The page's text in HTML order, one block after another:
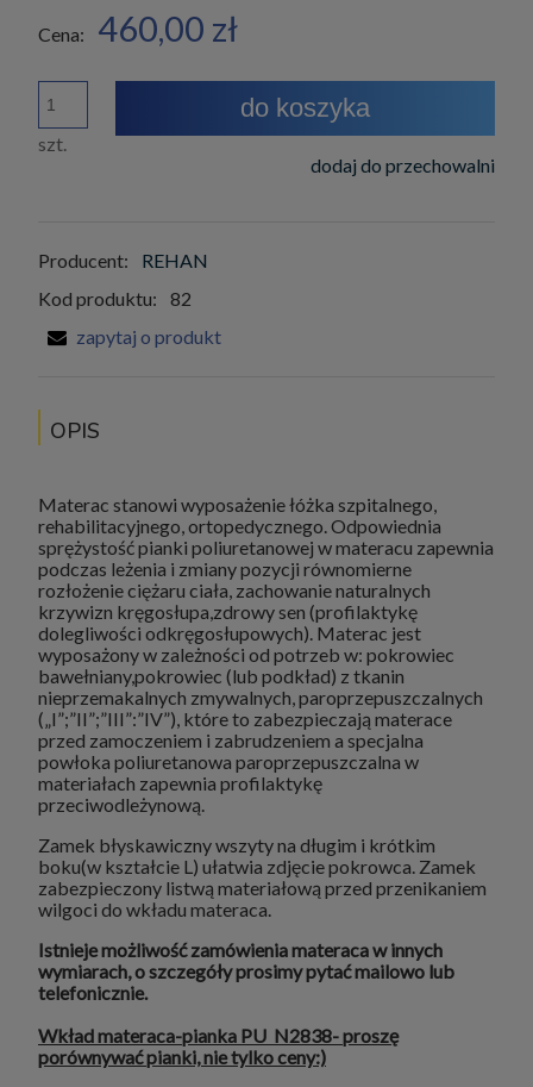
Cena: 460,00 zł
szt.
do koszyka
dodaj do przechowalni
Producent:
REHAN
Kod produktu:
82
zapytaj o produkt
OPIS
Materac stanowi wyposażenie łóżka szpitalnego,
rehabilitacyjnego, ortopedycznego. Odpowiednia
sprężystość pianki poliuretanowej w materacu zapewnia
podczas leżenia i zmiany pozycji równomierne
rozłożenie ciężaru ciała, zachowanie naturalnych
krzywizn kręgosłupa,zdrowy sen (profilaktykę
dolegliwości odkręgosłupowych). Materac jest
wyposażony w zależności od potrzeb w: pokrowiec
bawełniany,pokrowiec (lub podkład) z tkanin
nieprzemakalnych zmywalnych, paroprzepuszczalnych
(„I”;”II”;”III”:”IV”), które to zabezpieczają materace
przed zamoczeniem i zabrudzeniem a specjalna
powłoka poliuretanowa paroprzepuszczalna w
materiałach zapewnia profilaktykę
przeciwodleżynową.
Zamek błyskawiczny wszyty na długim i krótkim
boku(w kształcie L) ułatwia zdjęcie pokrowca. Zamek
zabezpieczony listwą materiałową przed przenikaniem
wilgoci do wkładu materaca.
Istnieje możliwość zamówienia materaca w innych
wymiarach, o szczegóły prosimy pytać mailowo lub
telefonicznie.
Wkład materaca-pianka PU N2838- proszę
porównywać pianki, nie tylko ceny:)